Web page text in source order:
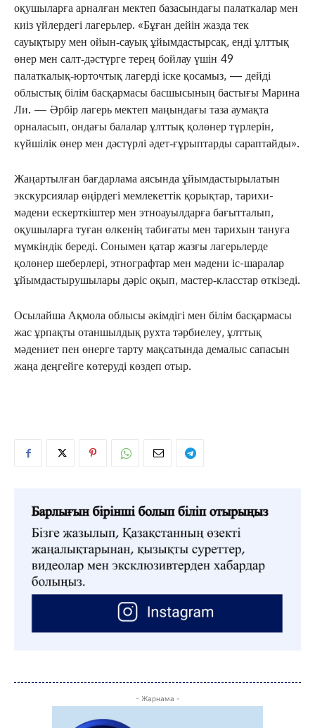
оқушыларға арналған мектеп базасындағы палаткалар мен
киіз үйлердегі лагерьлер. «Бұған дейін жазда тек
сауықтыру мен ойын‑сауық ұйымдастырсақ, енді ұлттық
өнер мен салт‑дәстүрге терең бойлау үшін 49
палаткалық‑юрточтық лагерді іске қосамыз, — дейді
облыстық білім басқармасы басшысының бастығы Марина
Ли. — Әрбір лагерь мектеп маңындағы таза аумақта
орналасып, ондағы балалар ұлттық қолөнер түрлерін,
күйшілік өнер мен дәстүрлі әдет‑ғұрыптарды сараптайды».
Жаңартылған бағдарлама аясында ұйымдастырылатын
экскурсиялар өңірдегі мемлекеттік қорықтар, тарихи-
мәдени ескерткіштер мен этноауылдарға бағытталып,
оқушыларға туған өлкенің табиғаты мен тарихын тануға
мүмкіндік береді. Сонымен қатар жазғы лагерьлерде
қолөнер шеберлері, этнографтар мен мәдени іс-шаралар
ұйымдастырушылары дәріс оқып, мастер‑класстар өткізеді.
Осылайша Ақмола облысы әкімдігі мен білім басқармасы
жас ұрпақты отаншылдық рухта тәрбиелеу, ұлттық
мәдениет пен өнерге тарту мақсатында демалыс сапасын
жаңа деңгейге көтеруді көздеп отыр.
- Жарнама -